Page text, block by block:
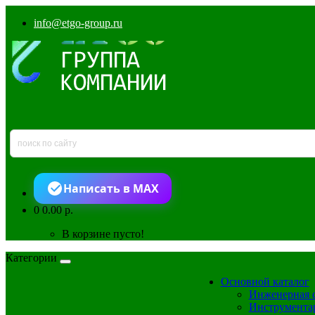
info@etgo-group.ru
Написать в MAX
00.00 р.
В корзине пусто!
Категории
Основной каталог
Инженерная